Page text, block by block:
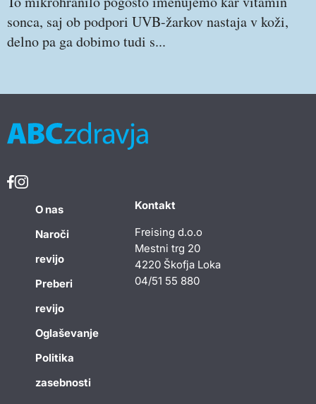
sonca, saj ob podpori UVB-žarkov nastaja v koži,
delno pa ga dobimo tudi s...
O nas
Naroči
revijo
Preberi
revijo
Oglaševanje
Politika
zasebnosti
Kontakt
Freising d.o.o
Mestni trg 20
4220 Škofja Loka
04/51 55 880